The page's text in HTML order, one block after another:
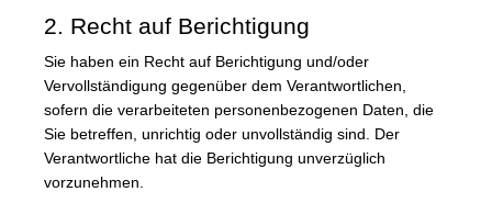
2. Recht auf Berichtigung
Sie haben ein Recht auf Berichtigung und/oder
Vervollständigung gegenüber dem Verantwortlichen,
sofern die verarbeiteten personenbezogenen Daten, die
Sie betreffen, unrichtig oder unvollständig sind. Der
Verantwortliche hat die Berichtigung unverzüglich
vorzunehmen.